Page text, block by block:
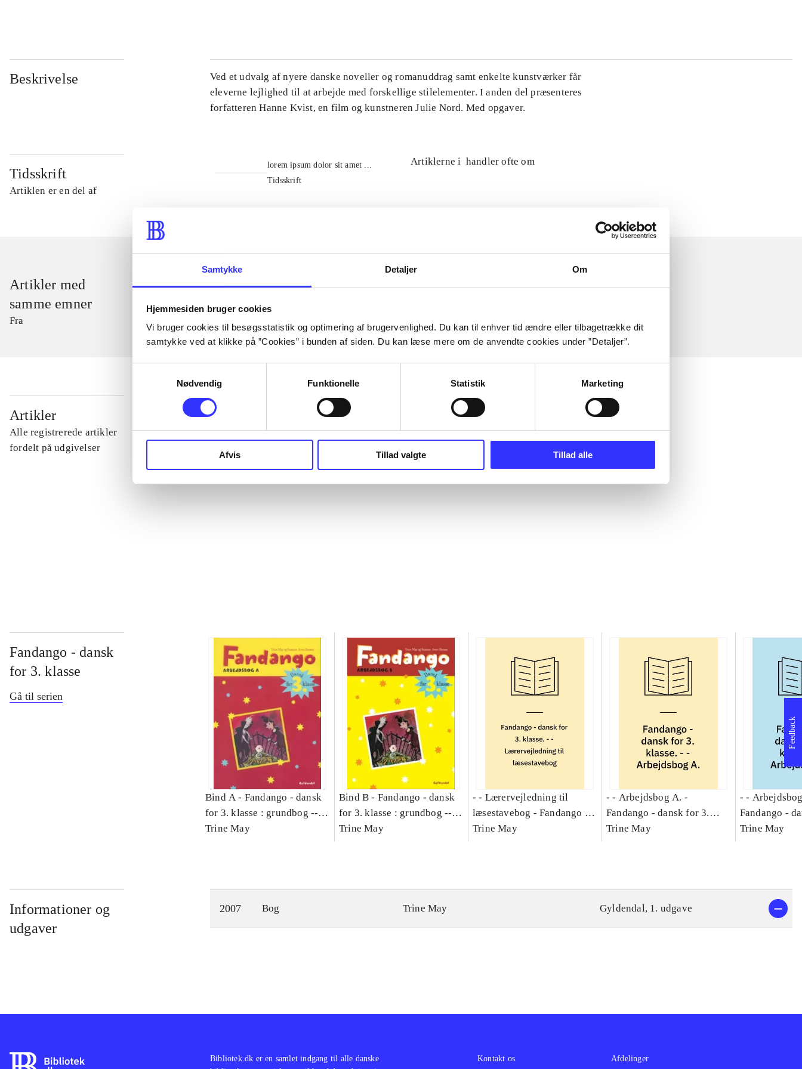
Samtykke Detaljer Om
Hjemmesiden bruger cookies
Vi bruger cookies til besøgsstatistik og optimering af brugervenlighed. Du kan til enhver tid ændre eller tilbagetrække dit
samtykke ved at klikke på ”Cookies” i bunden af siden. Du kan læse mere om de anvendte cookies under ”Detaljer”.
Nødvendig
Funktionelle Statistik Marketing
Afvis Tillad valgte Tillad alle
Beskrivelse
Ved et udvalg af nyere danske noveller og romanuddrag samt enkelte kunstværker får
eleverne lejlighed til at arbejde med forskellige stilelementer. I anden del præsenteres
forfatteren Hanne Kvist, en film og kunstneren Julie Nord. Med opgaver.
Tidsskrift
Artiklen er en del af
lorem ipsum dolor sit amet ...
Tidsskrift
Artiklerne i handler ofte om
Artikler med
samme emner
Fra
Artikler
Alle registrerede artikler
fordelt på udgivelser
...
...
Fandango - dansk
for 3. klasse
Gå til serien
Bind A - Fandango - dansk
for 3. klasse : grundbog --
Arbejdsbog. Bind A
Trine May
Bind B - Fandango - dansk
for 3. klasse : grundbog --
Arbejdsbog. Bind B
Trine May
- - Lærervejledning til
læsestavebog - Fandango -
dansk for 3. klasse :
Trine May
- - Arbejdsbog A. -
Fandango - dansk for 3.
klasse : grundbog. - -
Trine May
- -
Fandango -
klasse :
Trine May
Informationer og
udgaver
2007 Bog Trine May Gyldendal, 1. udgave
Feedback
Bibliotek.dk er en samlet indgang til alle danske
Kontakt os Afdelinger